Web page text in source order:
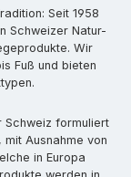
Seit 1958
Schweizer Natur-
Wir
Fuß und bieten
Schweiz formuliert
mit Ausnahme von
in Europa